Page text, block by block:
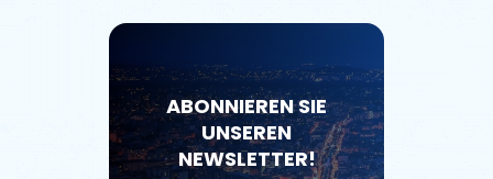
ABONNIEREN SIE
UNSEREN
NEWSLETTER!